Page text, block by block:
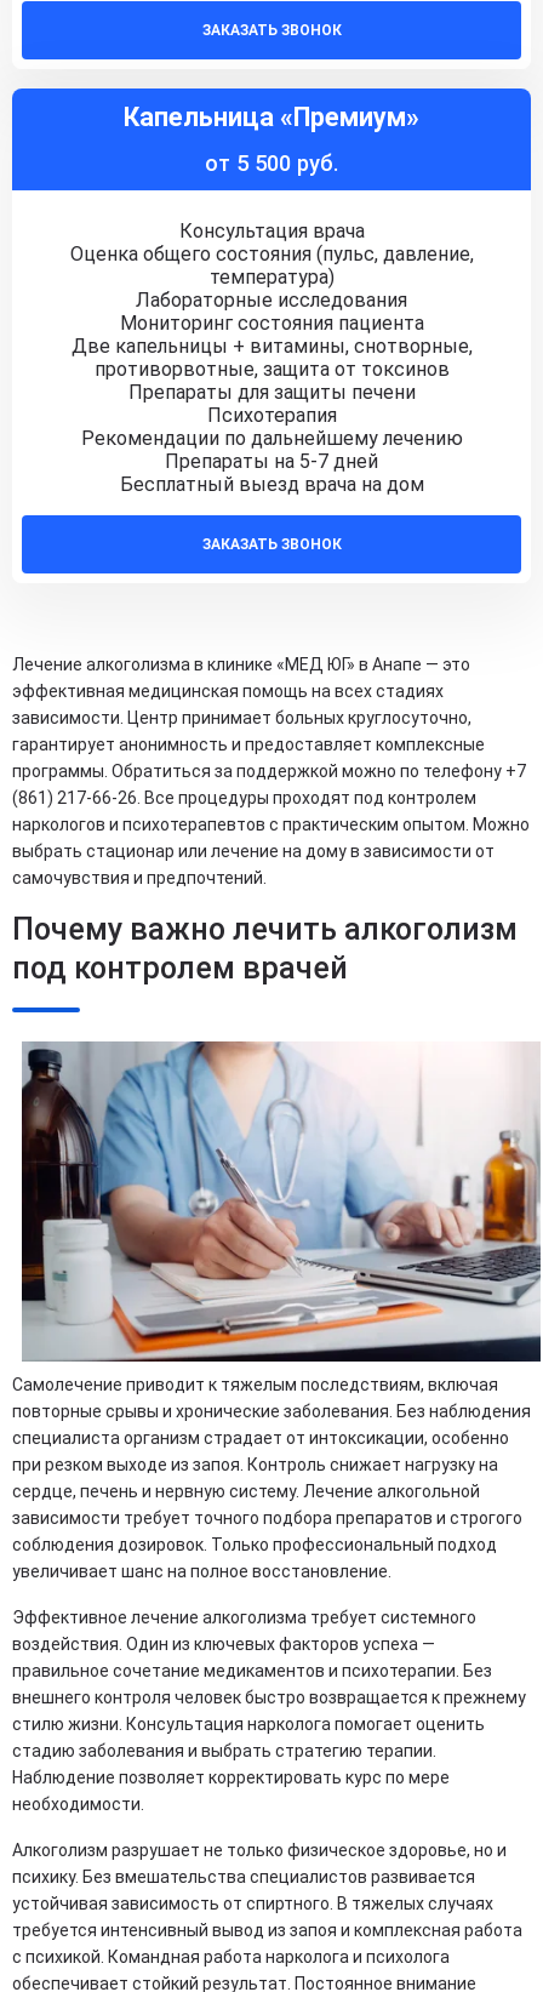
ЗАКАЗАТЬ ЗВОНОК
Капельница «Премиум»
от 5 500 руб.
Консультация врача
Оценка общего состояния (пульс, давление,
температура)
Лабораторные исследования
Мониторинг состояния пациента
Две капельницы + витамины, снотворные,
противорвотные, защита от токсинов
Препараты для защиты печени
Психотерапия
Рекомендации по дальнейшему лечению
Препараты на 5-7 дней
Бесплатный выезд врача на дом
ЗАКАЗАТЬ ЗВОНОК
Лечение алкоголизма в клинике «МЕД ЮГ» в Анапе — это
эффективная медицинская помощь на всех стадиях
зависимости. Центр принимает больных круглосуточно,
гарантирует анонимность и предоставляет комплексные
программы. Обратиться за поддержкой можно по телефону +7
(861) 217-66-26. Все процедуры проходят под контролем
наркологов и психотерапевтов с практическим опытом. Можно
выбрать стационар или лечение на дому в зависимости от
самочувствия и предпочтений.
Почему важно лечить алкоголизм
под контролем врачей
Самолечение приводит к тяжелым последствиям, включая
повторные срывы и хронические заболевания. Без наблюдения
специалиста организм страдает от интоксикации, особенно
при резком выходе из запоя. Контроль снижает нагрузку на
сердце, печень и нервную систему. Лечение алкогольной
зависимости требует точного подбора препаратов и строгого
соблюдения дозировок. Только профессиональный подход
увеличивает шанс на полное восстановление.
Эффективное лечение алкоголизма требует системного
воздействия. Один из ключевых факторов успеха —
правильное сочетание медикаментов и психотерапии. Без
внешнего контроля человек быстро возвращается к прежнему
стилю жизни. Консультация нарколога помогает оценить
стадию заболевания и выбрать стратегию терапии.
Наблюдение позволяет корректировать курс по мере
необходимости.
Алкоголизм разрушает не только физическое здоровье, но и
психику. Без вмешательства специалистов развивается
устойчивая зависимость от спиртного. В тяжелых случаях
требуется интенсивный вывод из запоя и комплексная работа
с психикой. Командная работа нарколога и психолога
обеспечивает стойкий результат. Постоянное внимание